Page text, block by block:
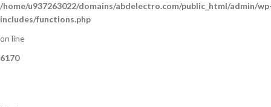
/home/u937263022/domains/abdelectro.com/public_html/admin/
includes/functions.php
on line
6170